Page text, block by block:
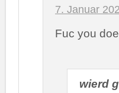
7. Januar
Fuc you
wierd